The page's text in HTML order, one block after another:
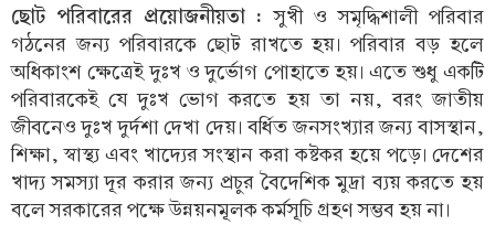
ছোট পরিবারের প্রয়োজনীয়তা : সুখী ও সমৃদ্ধিশালী পরিবার
গঠনের জন্য পরিবারকে ছোট রাখতে হয়। পরিবার বড় হলে
অধিকাংশ ক্ষেত্রেই দুঃখ ও দুর্ভোগ পোহাতে হয়। এতে শুধু একটি
পরিবারকেই যে দুঃখ ভোগ করতে হয় তা নয়, বরং জাতীয়
জীবনেও দুঃখ দুর্দশা দেখা দেয়। বর্ধিত জনসংখ্যার জন্য বাসস্থান,
শিক্ষা, স্বাস্থ্য এবং খাদ্যের সংস্থান করা কষ্টকর হয়ে পড়ে। দেশের
খাদ্য সমস্যা দূর করার জন্য প্রচুর বৈদেশিক মুদ্রা ব্যয় করতে হয়
বলে সরকারের পক্ষে উন্নয়নমূলক কর্মসূচি গ্রহণ সম্ভব হয় না।